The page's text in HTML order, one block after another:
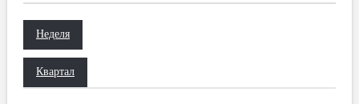
Неделя
Квартал